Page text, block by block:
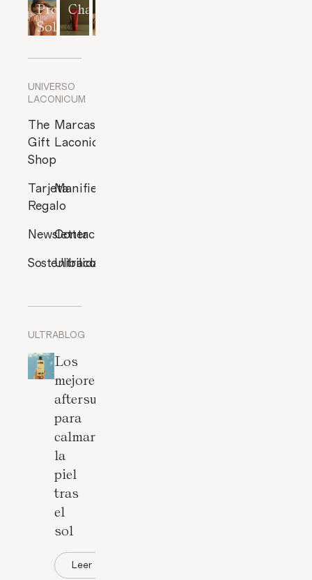
Protección
Solar
Champús
UNIVERSO
LACONICUM
The
Gift
Shop
Marcas
Laconicum
Tarjeta
Regalo
Manifiesto
Newsletter
Contacto
Sostenibilidad
Ultracosmética
ULTRABLOG
Los
mejores
aftersun
para
calmar
la
piel
tras
el
sol
Leer